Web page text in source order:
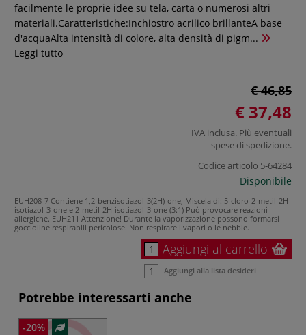
facilmente le proprie idee su tela, carta o numerosi altri
materiali.Caratteristiche:Inchiostro acrilico brillanteA base
d'acquaAlta intensità di colore, alta densità di pigm...
Leggi tutto
€ 46,85
€ 37,48
IVA inclusa. Più eventuali
spese di spedizione.
Codice articolo 5-64284
Disponibile
EUH208-7 Contiene 1,2-benzisotiazol-3(2H)-one, Miscela di: 5-cloro-2-metil-2H-
isotiazol-3-one e 2-metil-2H-isotiazol-3-one (3:1) Può provocare reazioni
allergiche. EUH211 Attenzione! Durante la vaporizzazione possono formarsi
goccioline respirabili pericolose. Non respirare i vapori o le nebbie.
Aggiungi al carrello
Aggiungi alla lista desideri
Potrebbe interessarti anche
-20%